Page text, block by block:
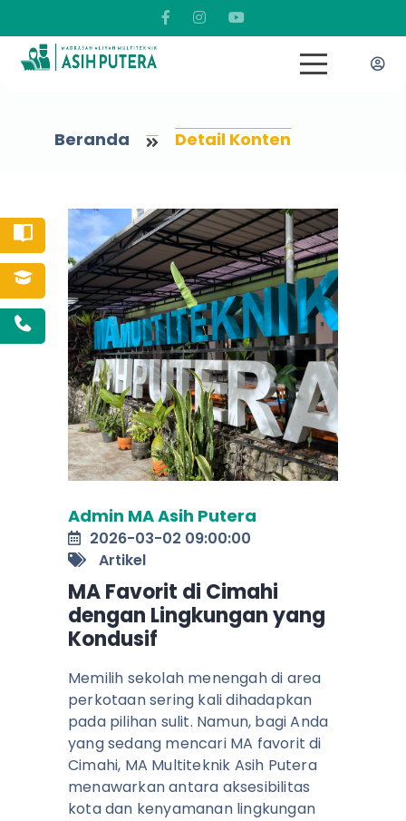
Beranda Detail Konten
Admin MA Asih Putera
2026-03-02 09:00:00
Artikel
MA Favorit di Cimahi
dengan Lingkungan yang
Kondusif
Memilih sekolah menengah di area
perkotaan sering kali dihadapkan
pada pilihan sulit. Namun, bagi Anda
yang sedang mencari MA favorit di
Cimahi, MA Multiteknik Asih Putera
menawarkan antara aksesibilitas
kota dan kenyamanan lingkungan